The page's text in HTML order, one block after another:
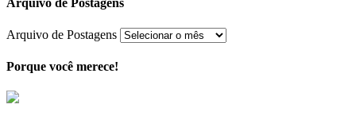
Arquivo de Postagens
Arquivo de Postagens
Porque você merece!